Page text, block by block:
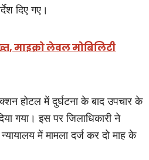
दिए गए।
माइक्रो लेवल मोबिलिटी
होटल में दुर्घटना के बाद उपचार के
गया। इस पर जिलाधिकारी ने
में मामला दर्ज कर दो माह के